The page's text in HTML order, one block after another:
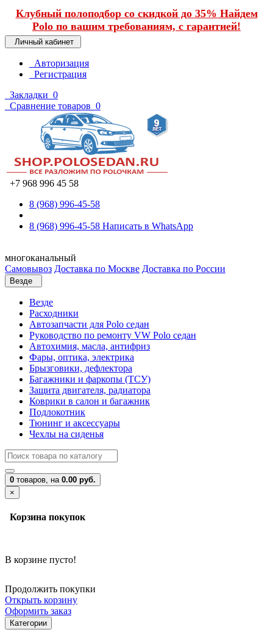
Клубный полоподбор со скидкой до 35% Найдем
Polo по вашим требованиям, с гарантией!
Личный кабинет
Авторизация
Регистрация
Закладки 0
Сравнение товаров 0
+7 968 996 45 58
8 (968) 996-45-58
8 (968) 996-45-58 Написать в WhatsApp
многоканальный
Самовывоз Доставка по Москве Доставка по России
Везде
Везде
Расходники
Автозапчасти для Polo седан
Руководство по ремонту VW Polo седан
Автохимия, масла, антифриз
Фары, оптика, электрика
Брызговики, дефлектора
Багажники и фаркопы (ТСУ)
Защита двигателя, радиатора
Коврики в салон и багажник
Подлокотник
Тюнинг и аксессуары
Чехлы на сиденья
0 товаров, на 0.00 руб.
×
Корзина покупок
В корзине пусто!
Продолжить покупки
Открыть корзину
Оформить заказ
Категории